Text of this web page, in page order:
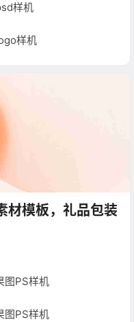
样机
样机
材模板，礼品包装
图PS样机
图PS样机